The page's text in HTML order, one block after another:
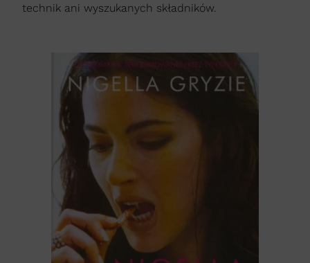
technik ani wyszukanych składników.